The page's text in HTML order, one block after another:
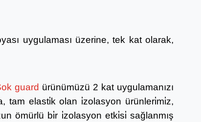
uygulaması üzerine, tek kat olarak,
guard ürünümüzü 2 kat uygulamanızı
tam elasti̇k olan i̇zolasyon ürünleri̇mi̇z,
ömürlü bi̇r i̇zolasyon etki̇si̇ sağlanmış